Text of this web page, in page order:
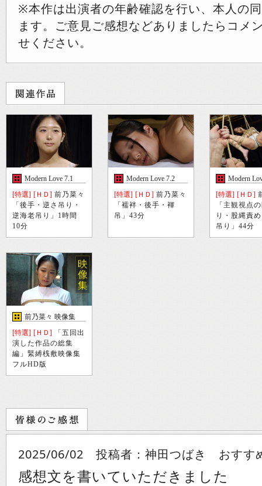
※本作は出演者の年齢確認を行い、本人の
ます。ご意見ご感想などありましたらコメ
せください。
Modern Love 7.1
[特選] [ＨＤ] 前乃菜々
「後手・逆さ吊り・
逆海老吊り」1時間
10分
Modern Love 7.2
[特選] [ＨＤ] 前乃菜々
「襦袢・後手・褌
吊」43分
Modern
[特選] [ＨＤ]
「主観視点
り・股縄責
吊り」44分
前乃菜々 映像集
[特選] [ＨＤ] 「五回出
演した作品の総集
編」緊縛桟敷映像集
フルHD版
2025/06/02 投稿者：神田つばき おすす
感想文を書いていただきました